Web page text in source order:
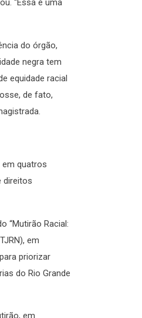
“Essa é uma
do órgão,
negra tem
equidade racial
de fato,
em quatros
direitos
“Mutirão Racial:
em
priorizar
do Rio Grande
em